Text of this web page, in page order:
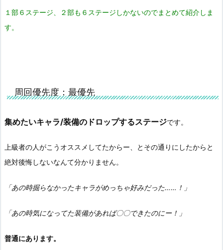
１部６ステージ、２部も６ステージしかないのでまとめて紹介しま
す。
周回優先度：最優先
集めたいキャラ/装備のドロップするステージです。
上級者の人がこうオススメしてたからー、とその通りにしたからと
絶対後悔しないなんて分かりません。
「あの時掘らなかったキャラがめっちゃ好みだった……！」
「あの時気になってた装備があれば〇〇できたのにー！」
普通にあります。